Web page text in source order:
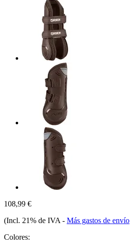
108,99 €
(Incl. 21% de IVA - Más gastos de envío
Colores: